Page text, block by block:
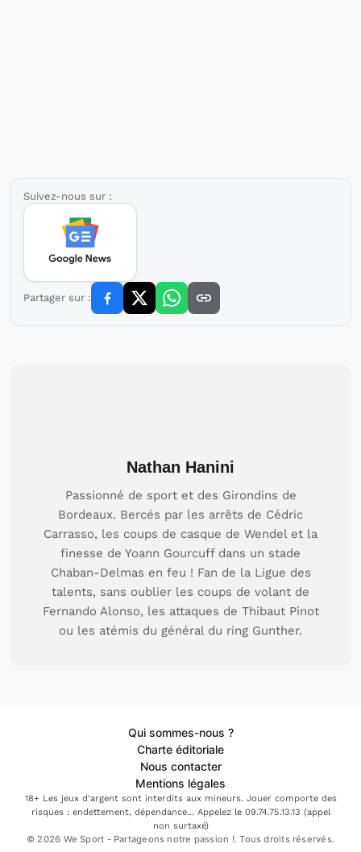
Suivez-nous sur :
Partager sur :
Nathan Hanini
Passionné de sport et des Girondins de
Bordeaux. Bercés par les arrêts de Cédric
Carrasso, les coups de casque de Wendel et la
finesse de Yoann Gourcuff dans un stade
Chaban-Delmas en feu ! Fan de la Ligue des
talents, sans oublier les coups de volant de
Fernando Alonso, les attaques de Thibaut Pinot
ou les atémis du général du ring Gunther.
Qui sommes-nous ?
Charte éditoriale
Nous contacter
Mentions légales
18+ Les jeux d'argent sont interdits aux mineurs. Jouer comporte des
risques : endettement, dépendance... Appelez le 09.74.75.13.13 (appel
non surtaxé)
© 2026 We Sport - Partageons notre passion !. Tous droits réservés.